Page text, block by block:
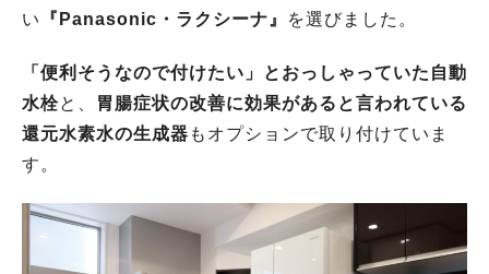
い
『Panasonic・ラクシーナ』 を選びました。
「便利そうなので付けたい」とおっしゃっていた自動
水栓と、
胃腸症状の改善に効果があると言われている
還元水素水の生成器 もオプションで取り付けていま
す。